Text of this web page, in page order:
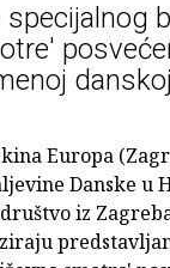
danskoj
Europa
Danske u
iz